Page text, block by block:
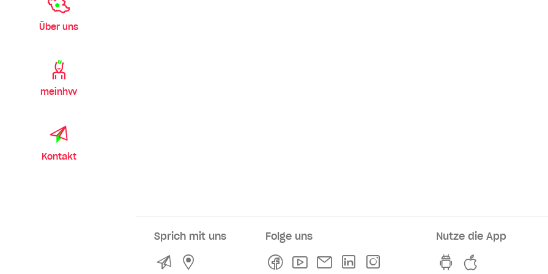
Über uns
meinhvv
Kontakt
Sprich mit uns
KontaktService- und Verkaufsstellen
Folge uns
FacebookYoutubeNewsletterLinkedln
Nutze die App
hvv switch App